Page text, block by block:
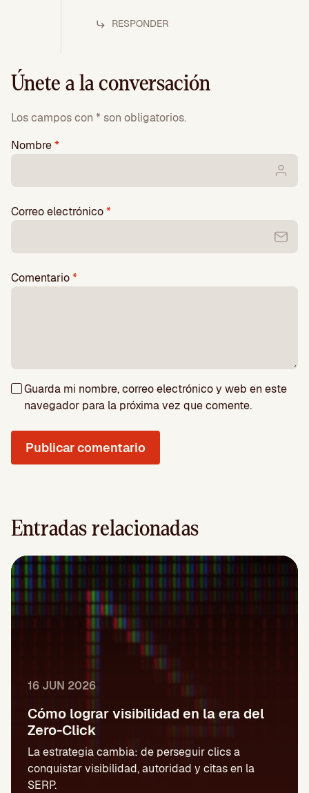
RESPONDER
Únete a la conversación
Los campos con * son obligatorios.
Nombre*
Correo electrónico*
Comentario*
Guarda mi nombre, correo electrónico y web en este
navegador para la próxima vez que comente.
Entradas relacionadas
16 JUN 2026
Cómo lograr visibilidad en la era del
Zero-Click
La estrategia cambia: de perseguir clics a
conquistar visibilidad, autoridad y citas en la
SERP.